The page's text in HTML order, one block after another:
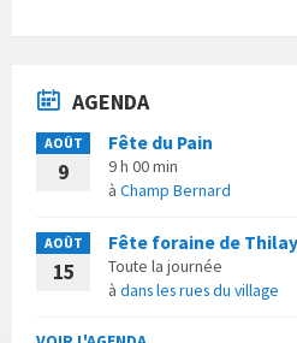
AGENDA
AOÛT
9
Fête du Pain
9 h 00 min
à Champ Bernard
AOÛT
15
Fête foraine de Thilay
Toute la journée
à dans les rues du village